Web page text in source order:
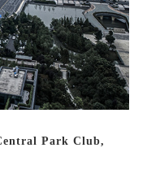
Park Club,